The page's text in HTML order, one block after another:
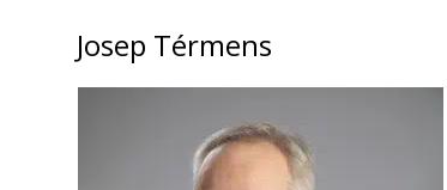
Josep Térmens